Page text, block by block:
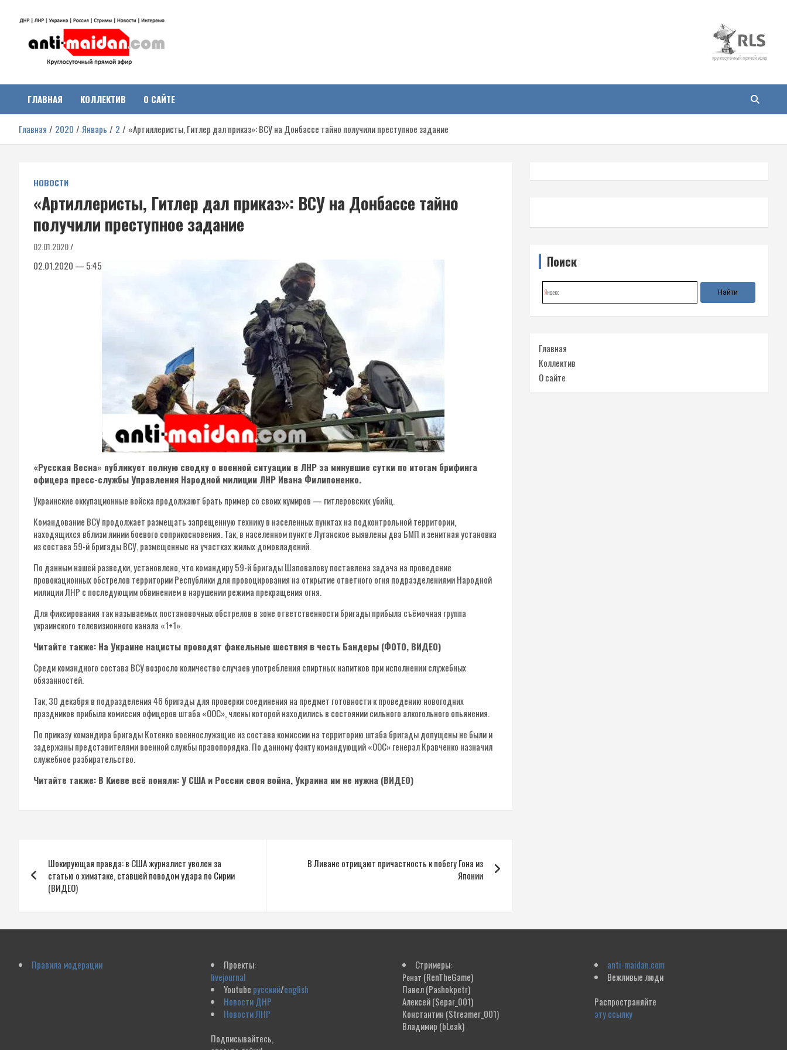
Антимайдан:
Гражданская война на
Украине
о гражданской войне на Украине, включая события в Новороссии,
ДНР, ЛНР и других регионах.
ГЛАВНАЯ КОЛЛЕКТИВ О САЙТЕ
Главная 2020 Январь 2 «Артиллеристы, Гитлер дал приказ»: ВСУ на Донбассе тайно получили преступное задание
НОВОСТИ
«Артиллеристы, Гитлер дал приказ»: ВСУ на Донбассе тайно
получили преступное задание
02.01.2020
02.01.2020 — 5:45
«Русская Весна» публикует полную сводку о военной ситуации в ЛНР за минувшие сутки по итогам брифинга
офицера пресс-службы Управления Народной милиции ЛНР Ивана Филипоненко.
Украинские оккупационные войска продолжают брать пример со своих кумиров — гитлеровских убийц.
Командование ВСУ продолжает размещать запрещенную технику в населенных пунктах на подконтрольной территории,
находящихся вблизи линии боевого соприкосновения. Так, в населенном пункте Луганское выявлены два БМП и зенитная установка
из состава 59-й бригады ВСУ, размещенные на участках жилых домовладений.
По данным нашей разведки, установлено, что командиру 59-й бригады Шаповалову поставлена задача на проведение
провокационных обстрелов территории Республики для провоцирования на открытие ответного огня подразделениями Народной
милиции ЛНР с последующим обвинением в нарушении режима прекращения огня.
Для фиксирования так называемых постановочных обстрелов в зоне ответственности бригады прибыла съёмочная группа
украинского телевизионного канала «1+1».
Читайте также: На Украине нацисты проводят факельные шествия в честь Бандеры (ФОТО, ВИДЕО)
Среди командного состава ВСУ возросло количество случаев употребления спиртных напитков при исполнении служебных
обязанностей.
Так, 30 декабря в подразделения 46 бригады для проверки соединения на предмет готовности к проведению новогодних
праздников прибыла комиссия офицеров штаба «ООС», члены которой находились в состоянии сильного алкогольного опьянения.
По приказу командира бригады Котенко военнослужащие из состава комиссии на территорию штаба бригады допущены не были и
задержаны представителями военной службы правопорядка. По данному факту командующий «ООС» генерал Кравченко назначил
служебное разбирательство.
Читайте также: В Киеве всё поняли: У США и России своя война, Украина им не нужна (ВИДЕО)
по
записям
Шокирующая правда: в США журналист уволен за
статью о химатаке, ставшей поводом удара по Сирии
(ВИДЕО)
В Ливане отрицают причастность к побегу Гона из
Японии
Поиск
Главная
Коллектив
О сайте
Правила модерации
Проекты:
livejournal
Youtube русский/english
Новости ДНР
Новости ЛНР
Подписывайтесь,
Стримеры:
Ренат (RenTheGame)
Павел(Pashokpetr)
Алексей(Separ_001)
Константин (Streamer_001)
Владимир (bLeak)
anti-maidan.com
Вежливые люди
Распространяйте
эту ссылку